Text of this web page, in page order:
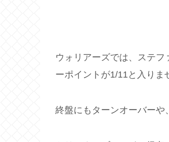
ウォリアーズでは、ステ
ーポイントが1/11と入りま
終盤にもターンオーバーや